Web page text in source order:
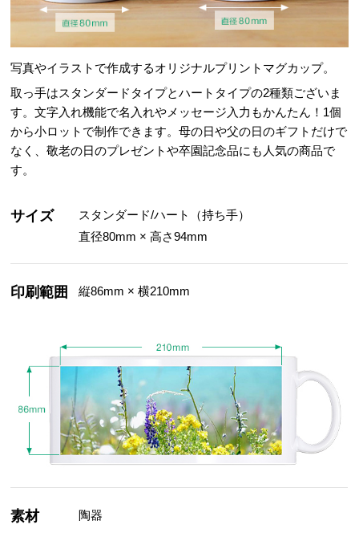
写真やイラストで作成するオリジナルプリントマグカップ。
取っ手はスタンダードタイプとハートタイプの2種類ございま
す。文字入れ機能で名入れやメッセージ入力もかんたん！1個
から小ロットで制作できます。母の日や父の日のギフトだけで
なく、敬老の日のプレゼントや卒園記念品にも人気の商品で
す。
サイズ
スタンダード/ハート（持ち手）
直径80mm × 高さ94mm
印刷範囲 縦86mm × 横210mm
素材 陶器